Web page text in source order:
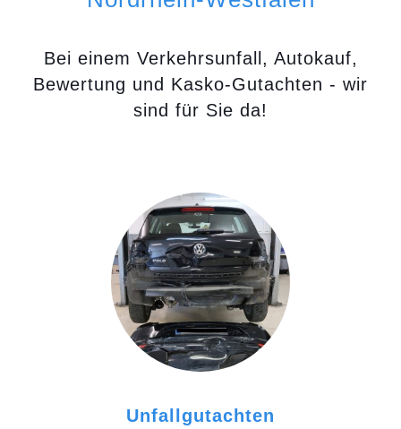
Bei einem Verkehrsunfall, Autokauf,
Bewertung und Kasko-Gutachten - wir
sind für Sie da!
Unfallgutachten